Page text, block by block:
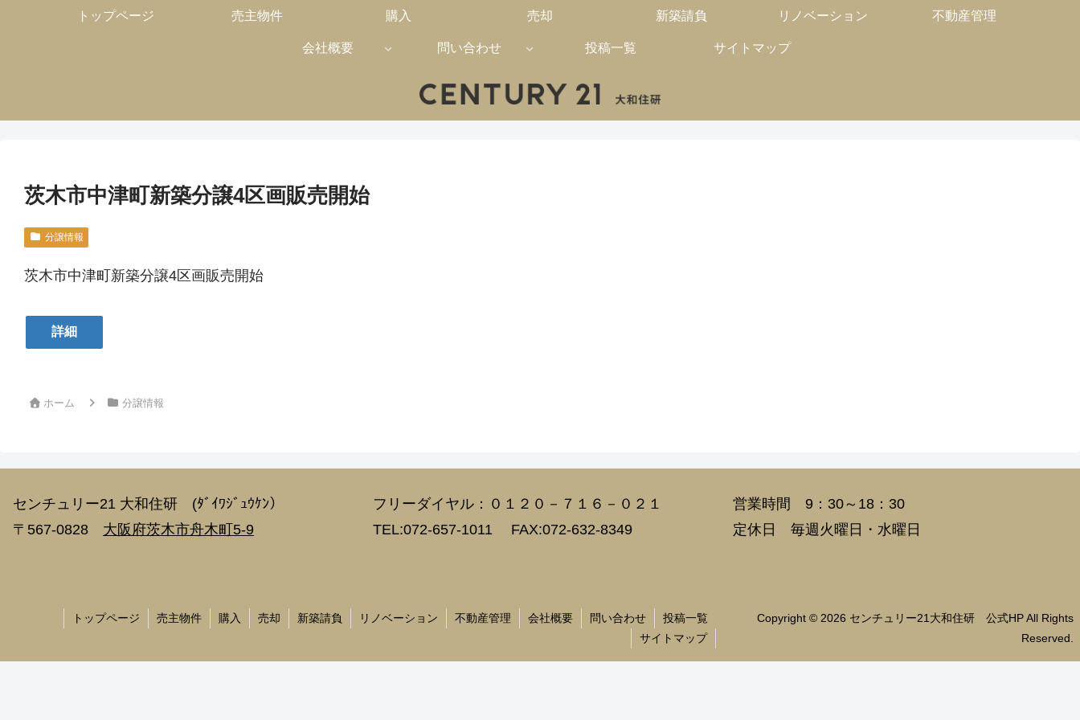
トップページ 売主物件 購入 売却 新築請負 リノベーション 不動産管理
会社概要 問い合わせ 投稿一覧 サイトマップ
茨木市中津町新築分譲4区画販売開始
分譲情報
茨木市中津町新築分譲4区画販売開始
詳細
ホーム 分譲情報
センチュリー21 大和住研 (ﾀﾞｲﾜｼﾞｭｳｹﾝ）
〒567-0828 大阪府茨木市舟木町5-9
フリーダイヤル：０１２０－７１６－０２１
TEL:072-657-1011 FAX:072-632-8349
営業時間 9：30～18：30
定休日 毎週火曜日・水曜日
トップページ 売主物件 購入 売却 新築請負 リノベーション 不動産管理 会社概要 問い合わせ
投稿一覧
サイトマップ
Copyright © 2026 センチュリー21大和住研 公式HP All Rights
Reserved.